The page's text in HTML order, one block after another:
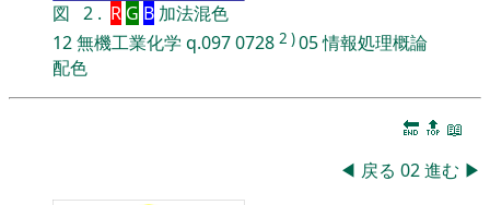
図 2 . R G B加法混色
12無機工業化学 q.0970728 2 )05情報処理概論
配色
🔚 🔝 📖
◀ 戻る 02進む ▶